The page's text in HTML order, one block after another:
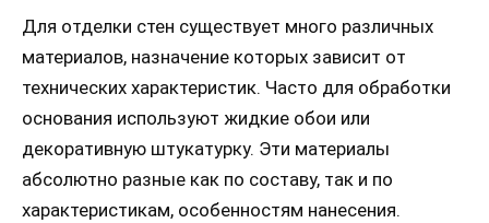
Для отделки стен существует много различных
материалов, назначение которых зависит от
технических характеристик. Часто для обработки
основания используют жидкие обои или
декоративную штукатурку. Эти материалы
абсолютно разные как по составу, так и по
характеристикам, особенностям нанесения.